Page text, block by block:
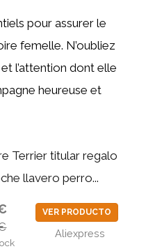
pour assurer le
femelle. N’oubliez
l’attention dont elle
heureuse et
Terrier titular regalo
llavero perro...
VER PRODUCTO
Aliexpress